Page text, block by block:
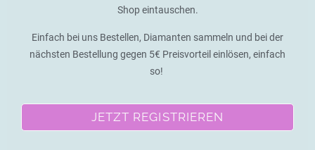
Shop eintauschen.
Einfach bei uns Bestellen, Diamanten sammeln und bei der
nächsten Bestellung gegen 5€ Preisvorteil einlösen, einfach
so!
JETZT REGISTRIEREN